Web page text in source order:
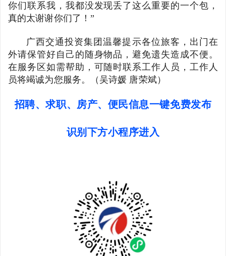
你们联系我，我都没发现丢了这么重要的一个包，
真的太谢谢你们了！”
广西交通投资集团温馨提示各位旅客，出门在
外请保管好自己的随身物品，避免遗失造成不便。
在服务区如需帮助，可随时联系工作人员，工作人
员将竭诚为您服务。（吴诗媛 唐荣斌）
招聘、求职、房产、便民信息一键免费发布
识别下方小程序进入